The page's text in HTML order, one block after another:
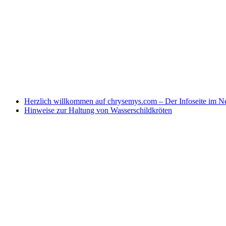
Herzlich willkommen auf chrysemys.com – Der Infoseite im
Hinweise zur Haltung von Wasserschildkröten